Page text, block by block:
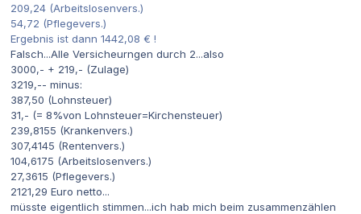
209,24 (Arbeitslosenvers.)
54,72 (Pflegevers.)
Ergebnis ist dann 1442,08 € !
Falsch...Alle Versicheurngen durch 2...also
3000,- + 219,- (Zulage)
3219,-- minus:
387,50 (Lohnsteuer)
31,- (= 8%von Lohnsteuer=Kirchensteuer)
239,8155 (Krankenvers.)
307,4145 (Rentenvers.)
104,6175 (Arbeitslosenvers.)
27,3615 (Pflegevers.)
2121,29 Euro netto...
müsste eigentlich stimmen...ich hab mich beim zusammenzählen